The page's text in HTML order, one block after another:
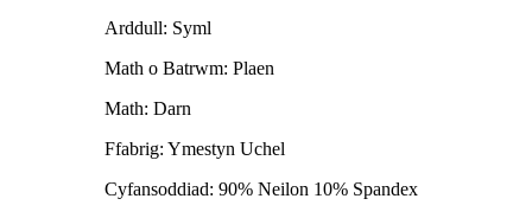
Arddull: Syml
Math o Batrwm: Plaen
Math: Darn
Ffabrig: Ymestyn Uchel
Cyfansoddiad: 90% Neilon 10% Spandex